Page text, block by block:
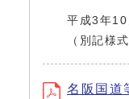
平成3年
（別記様
名阪国道